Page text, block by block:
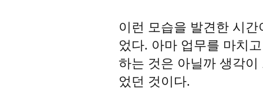
이런 모습을 발견한 시
었다. 아마 업무를 마치
하는 것은 아닐까 생각
었던 것이다.